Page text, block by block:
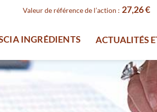
Valeur de référence de l’action : 27,26 €
INGRÉDIENTS ACTUALITÉS